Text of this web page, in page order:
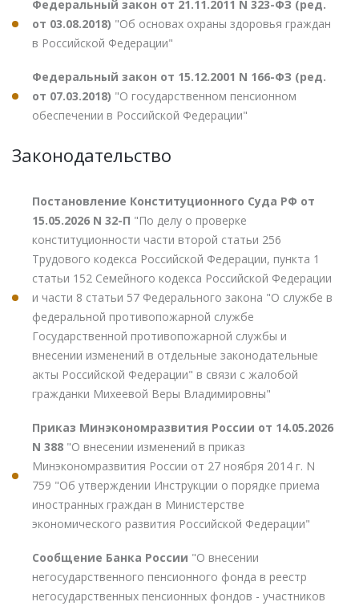
Федеральный закон от 21.11.2011 N 323-ФЗ (ред.
от 03.08.2018) "Об основах охраны здоровья граждан
в Российской Федерации"
Федеральный закон от 15.12.2001 N 166-ФЗ (ред.
от 07.03.2018) "О государственном пенсионном
обеспечении в Российской Федерации"
Законодательство
Постановление Конституционного Суда РФ от
15.05.2026 N 32-П "По делу о проверке
конституционности части второй статьи 256
Трудового кодекса Российской Федерации, пункта 1
статьи 152 Семейного кодекса Российской Федерации
и части 8 статьи 57 Федерального закона "О службе в
федеральной противопожарной службе
Государственной противопожарной службы и
внесении изменений в отдельные законодательные
акты Российской Федерации" в связи с жалобой
гражданки Михеевой Веры Владимировны"
Приказ Минэкономразвития России от 14.05.2026
N 388 "О внесении изменений в приказ
Минэкономразвития России от 27 ноября 2014 г. N
759 "Об утверждении Инструкции о порядке приема
иностранных граждан в Министерстве
экономического развития Российской Федерации"
Сообщение Банка России "О внесении
негосударственного пенсионного фонда в реестр
негосударственных пенсионных фондов - участников